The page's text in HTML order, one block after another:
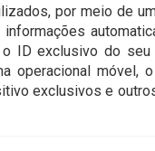
por meio de
ID exclusivo do
operacional móvel,
exclusivos e